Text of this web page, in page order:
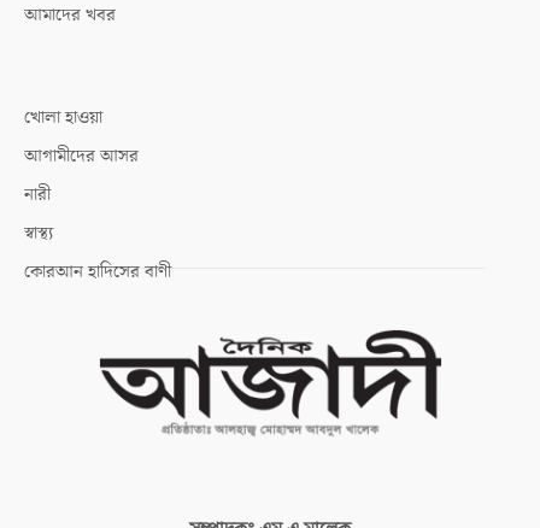
আমাদের খবর
খোলা হাওয়া
আগামীদের আসর
নারী
স্বাস্থ্য
কোরআন হাদিসের বাণী